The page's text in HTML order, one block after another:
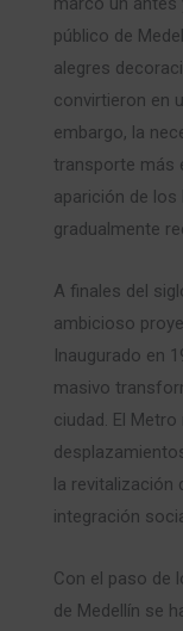
público de
alegres
convirtieron en
embargo, la
transporte más
aparición de los
gradualmente
A finales del
ambicioso
Inaugurado en
masivo
ciudad. El
la revitalización
integración
Con el paso de
de Medellín se